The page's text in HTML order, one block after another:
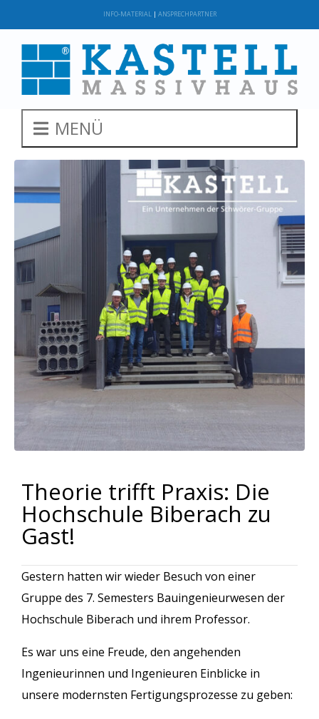
INFO-MATERIAL| ANSPRECHPARTNER
MENÜ
Theorie trifft Praxis: Die
Hochschule Biberach zu
Gast!
Gestern hatten wir wieder Besuch von einer
Gruppe des 7. Semesters Bauingenieurwesen der
Hochschule Biberach und ihrem Professor.
Es war uns eine Freude, den angehenden
Ingenieurinnen und Ingenieuren Einblicke in
unsere modernsten Fertigungsprozesse zu geben: